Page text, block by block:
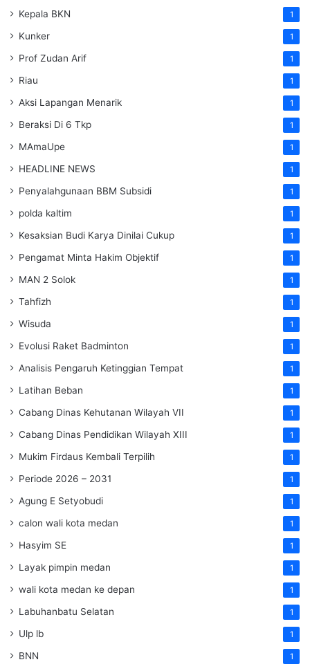
Kepala BKN 1
Kunker 1
Prof Zudan Arif 1
Riau 1
Aksi Lapangan Menarik 1
Beraksi Di 6 Tkp 1
MAmaUpe 1
HEADLINE NEWS 1
Penyalahgunaan BBM Subsidi 1
polda kaltim 1
Kesaksian Budi Karya Dinilai Cukup 1
Pengamat Minta Hakim Objektif 1
MAN 2 Solok 1
Tahfizh 1
Wisuda 1
Evolusi Raket Badminton 1
Analisis Pengaruh Ketinggian Tempat 1
Latihan Beban 1
Cabang Dinas Kehutanan Wilayah VII 1
Cabang Dinas Pendidikan Wilayah XIII 1
Mukim Firdaus Kembali Terpilih 1
Periode 2026 – 2031 1
Agung E Setyobudi 1
calon wali kota medan 1
Hasyim SE 1
Layak pimpin medan 1
wali kota medan ke depan 1
Labuhanbatu Selatan 1
Ulp lb 1
BNN 1